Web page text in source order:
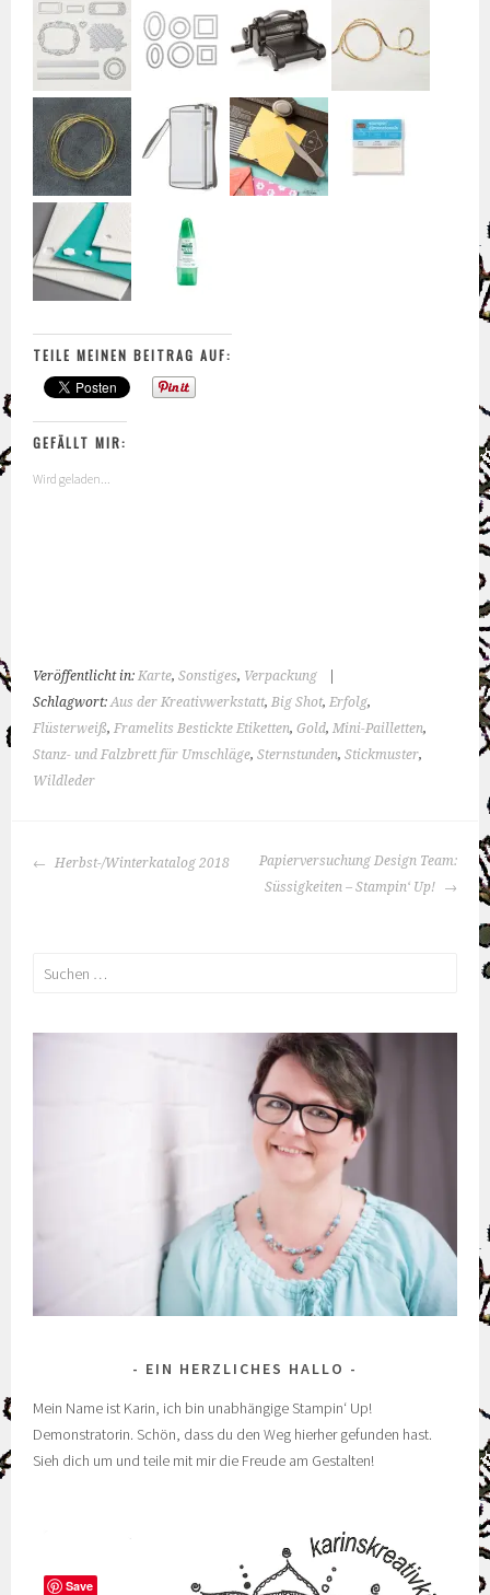
TEILE MEINEN BEITRAG AUF:
GEFÄLLT MIR:
Wird geladen...
Veröffentlicht in:Karte,Sonstiges, Verpackung
Schlagwort:Aus der Kreativwerkstatt,Big Shot,Erfolg,
Flüsterweiß,Framelits Bestickte Etiketten,Gold,Mini-Pailletten,
Stanz- und Falzbrett für Umschläge,Sternstunden,Stickmuster,
Wildleder
BEITRAGS-
Herbst-/Winterkatalog 2018
Papierversuchung Design Team:
Süssigkeiten – Stampin‘ Up!
Suchen
EIN HERZLICHES HALLO
Mein Name ist Karin, ich bin unabhängige Stampin‘ Up!
Demonstratorin. Schön, dass du den Weg hierher gefunden hast.
Sieh dich um und teile mit mir die Freude am Gestalten!
Save